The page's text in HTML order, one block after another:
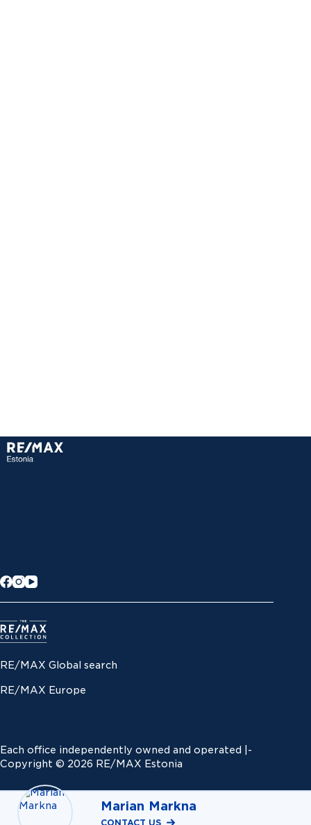
Marian Markna
CONTACT US
RE/MAX Global search
RE/MAX Europe
Each office independently owned and operated |­
Copyright © 2026 RE/MAX Estonia